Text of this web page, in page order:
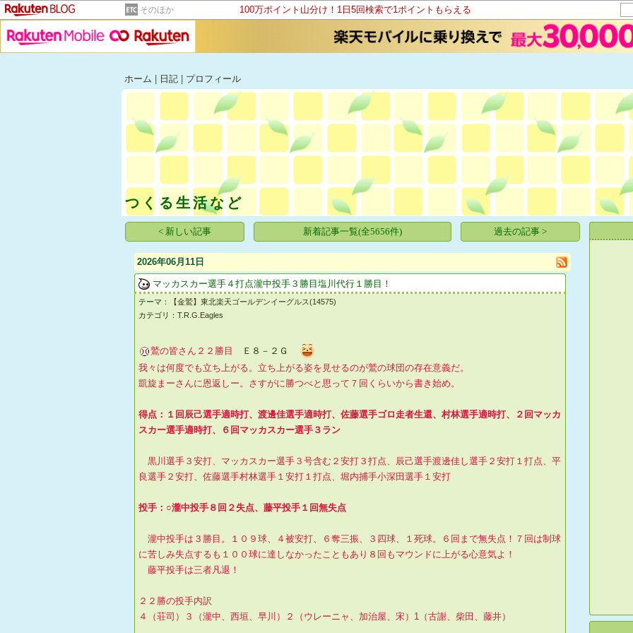
そのほか 100万ポイント山分け！1日5回検索で1ポイントもらえる
ホーム 日記 プロフィール
つくる生活など
< 新しい記事 新着記事一覧(全5656件) 過去の記事 >
2026年06月11日
マッカスカー選手４打点瀧中投手３勝目塩川代行１勝目！
テーマ：
【金鷲】東北楽天ゴールデンイーグルス(14575)
カテゴリ：T.R.G.Eagles
鷲の皆さん２２勝目
Ｅ８－２Ｇ
我々は何度でも立ち上がる。立ち上がる姿を見せるのが鷲の球団の存在意義だ。
凱旋まーさんに恩返しー。さすがに勝つべと思って７回くらいから書き始め。
得点：１回辰己選手適時打、渡邊佳選手適時打、佐藤選手ゴロ走者生還、村林選手適時打、２回マッカ
スカー選手適時打、６回マッカスカー選手３ラン
黒川選手３安打、マッカスカー選手３号含む２安打３打点、辰己選手渡邊佳し選手２安打１打点、平
良選手２安打、佐藤選手村林選手１安打１打点、堀内捕手小深田選手１安打
投手：○瀧中投手８回２失点、藤平投手１回無失点
瀧中投手は３勝目。１０９球、４被安打、６奪三振、３四球、１死球。６回まで無失点！７回は制球
に苦しみ失点するも１００球に達しなかったこともあり８回もマウンドに上がる心意気よ！
藤平投手は三者凡退！
２２勝の投手内訳
４（荘司）３（瀧中、西垣、早川）２（ウレーニャ、加治屋、宋）1（古謝、柴田、藤井）